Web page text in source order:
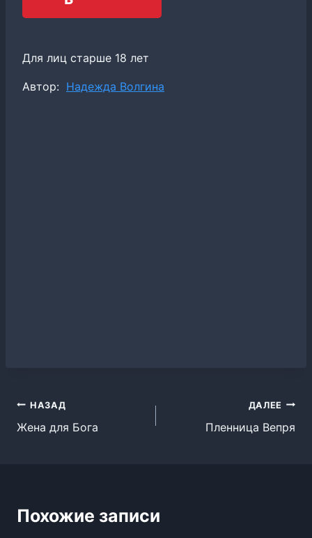
Для лиц старше 18 лет
Метки
Автор: Надежда Волгина
Навигация
по
НАЗАД
Жена для Бога
ДАЛЕЕ
Пленница Вепря
Похожие записи